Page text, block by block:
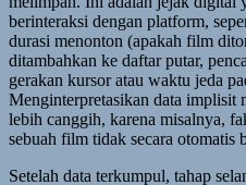
berinteraksi dengan platform,
durasi menonton (apakah film
ditambahkan ke daftar putar,
gerakan kursor atau waktu jeda
Menginterpretasikan data implisit
lebih canggih, karena misalnya,
sebuah film tidak secara otomatis
Setelah data terkumpul, tahap